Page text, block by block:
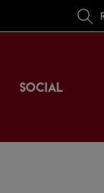
SOCIAL